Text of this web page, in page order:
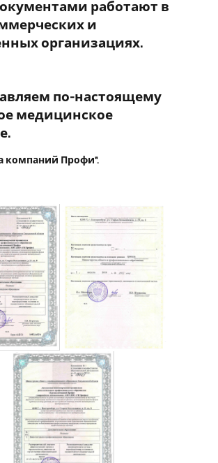
работают в
и
организациях.
по-настоящему
медицинское
компаний Профи".